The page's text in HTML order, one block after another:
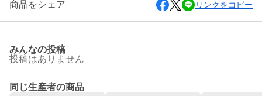
商品をシェア リンクをコピー
みんなの投稿
投稿はありません
同じ生産者の商品